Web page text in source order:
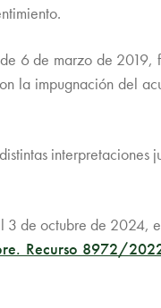
6 de marzo de
la impugnación del
3 de octubre de 2024,
Recurso 8972/